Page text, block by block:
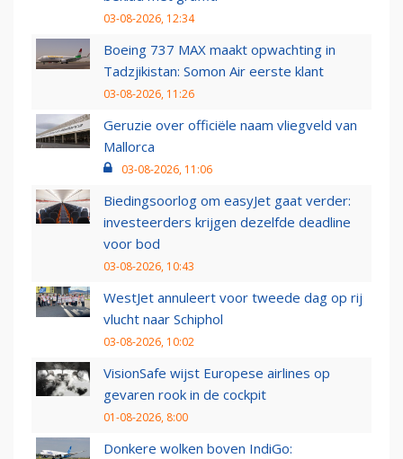
03-08-2026, 12:34
Boeing 737 MAX maakt opwachting in
Tadzjikistan: Somon Air eerste klant
03-08-2026, 11:26
Geruzie over officiële naam vliegveld van
Mallorca
03-08-2026, 11:06
Biedingsoorlog om easyJet gaat verder:
investeerders krijgen dezelfde deadline
voor bod
03-08-2026, 10:43
WestJet annuleert voor tweede dag op rij
vlucht naar Schiphol
03-08-2026, 10:02
VisionSafe wijst Europese airlines op
gevaren rook in de cockpit
01-08-2026, 8:00
Donkere wolken boven IndiGo: